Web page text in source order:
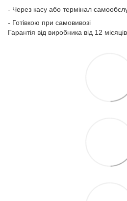
- Через касу або термінал
- Готівкою при самовивозі
Гарантія від виробника від 12